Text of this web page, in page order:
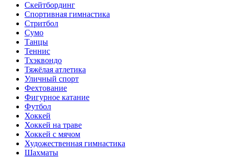
Скейтбординг
Спортивная гимнастика
Стритбол
Сумо
Танцы
Теннис
Тхэквондо
Тяжёлая атлетика
Уличный спорт
Фехтование
Фигурное катание
Футбол
Хоккей
Хоккей на траве
Хоккей с мячом
Художественная гимнастика
Шахматы